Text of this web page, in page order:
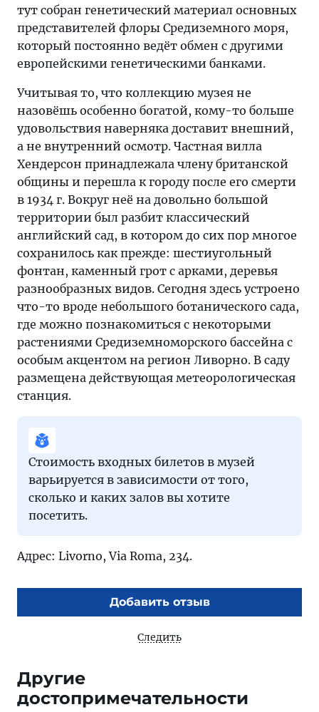
тут собран генетический материал основных
представителей флоры Средиземного моря,
который постоянно ведёт обмен с другими
европейскими генетическими банками.
Учитывая то, что коллекцию музея не
назовёшь особенно богатой, кому-то больше
удовольствия наверняка доставит внешний,
а не внутренний осмотр. Частная вилла
Хендерсон принадлежала члену британской
общины и перешла к городу после его смерти
в 1934 г. Вокруг неё на довольно большой
территории был разбит классический
английский сад, в котором до сих пор многое
сохранилось как прежде: шестиугольный
фонтан, каменный грот с арками, деревья
разнообразных видов. Сегодня здесь устроено
что-то вроде небольшого ботанического сада,
где можно познакомиться с некоторыми
растениями Средиземноморского бассейна с
особым акцентом на регион Ливорно. В саду
размещена действующая метеорологическая
станция.
Стоимость входных билетов в музей
варьируется в зависимости от того,
сколько и каких залов вы хотите
посетить.
Адрес: Livorno, Via Roma, 234.
Добавить отзыв
Следить
Другие
достопримечательности